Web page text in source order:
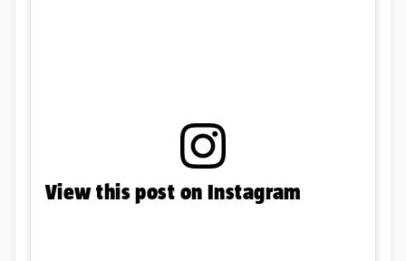
View this post on Instagram